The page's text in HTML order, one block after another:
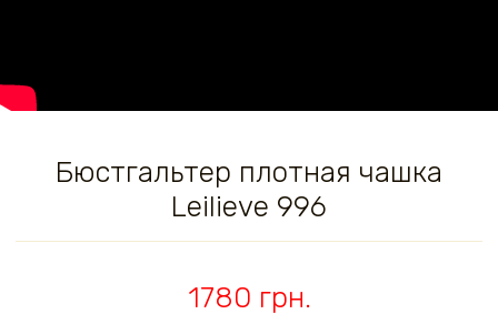
Бюстгальтер плотная чашка
Leilieve 996
1780 грн.